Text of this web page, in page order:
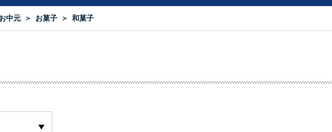
中元 お菓子 和菓子